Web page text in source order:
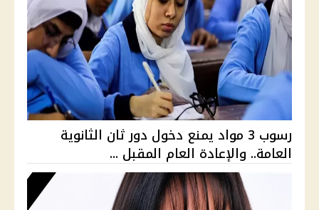
رسوب 3 مواد يمنع دخول دور ثان الثانوية
العامة.. والإعادة العام المقبل ...